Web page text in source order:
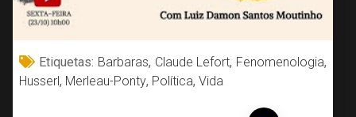
Etiquetas: Barbaras, Claude Lefort, Fenomenologia,
Husserl, Merleau-Ponty, Política, Vida